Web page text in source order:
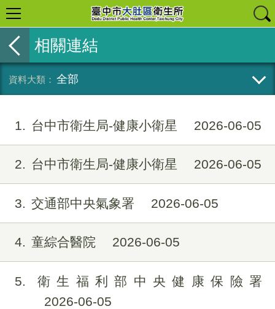
相關連結
全部
1 台中市衛生局-健康小衛星 2026-06-05
2 台中市衛生局-健康小衛星 2026-06-05
3 交通部中央氣象署 2026-06-05
4 童綜合醫院 2026-06-05
5
衛生福利部中央健康保險署
2026-06-05